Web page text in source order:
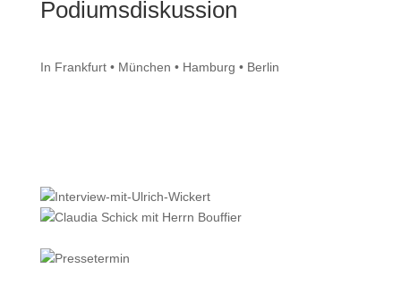
Podiumsdiskussion
In Frankfurt • München • Hamburg • Berlin